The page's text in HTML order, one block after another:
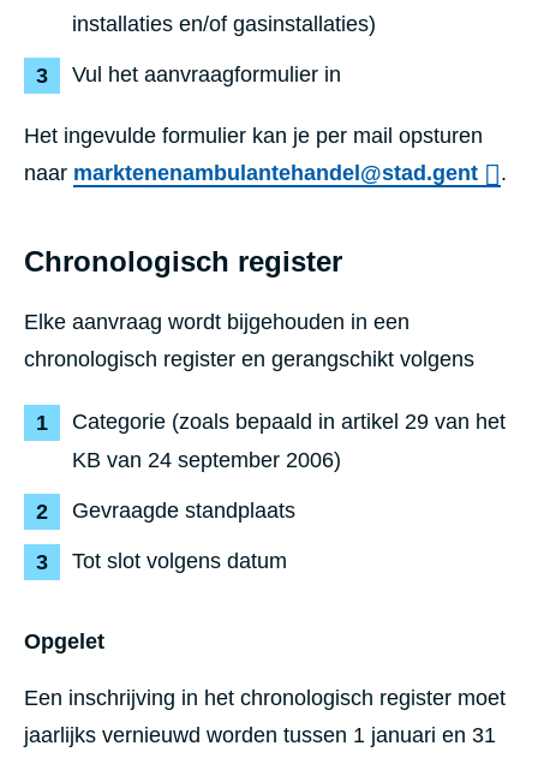
installaties en/of gasinstallaties)
Vul het aanvraagformulier in
Het ingevulde formulier kan je per mail opsturen
naar marktenenambulantehandel@stad.gent .
Chronologisch register
Elke aanvraag wordt bijgehouden in een
chronologisch register en gerangschikt volgens
Categorie (zoals bepaald in artikel 29 van het
KB van 24 september 2006)
Gevraagde standplaats
Tot slot volgens datum
Opgelet
Een inschrijving in het chronologisch register moet
jaarlijks vernieuwd worden tussen 1 januari en 31